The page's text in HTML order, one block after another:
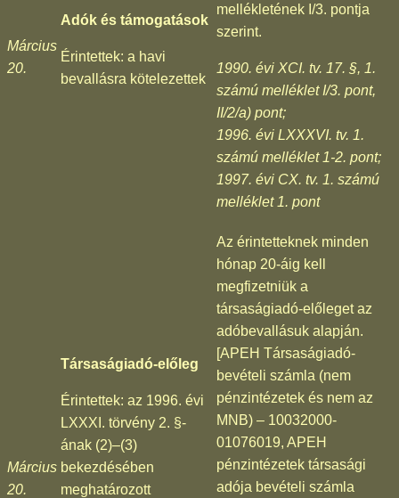
Március
20.
Adók és támogatások
Érintettek: a havi
bevallásra kötelezettek
mellékletének I/3. pontja
szerint.
1990. évi XCI. tv. 17. §, 1.
számú melléklet I/3. pont,
II/2/a) pont;
1996. évi LXXXVI. tv. 1.
számú melléklet 1-2. pont;
1997. évi CX. tv. 1. számú
melléklet 1. pont
Március
20.
Társaságiadó-előleg
Érintettek: az 1996. évi
LXXXI. törvény 2. §-
ának (2)–(3)
bekezdésében
meghatározott
Az érintetteknek minden
hónap 20-áig kell
megfizetniük a
társaságiadó-előleget az
adóbevallásuk alapján.
[APEH Társaságiadó-
bevételi számla (nem
pénzintézetek és nem az
MNB) – 10032000-
01076019, APEH
pénzintézetek társasági
adója bevételi számla